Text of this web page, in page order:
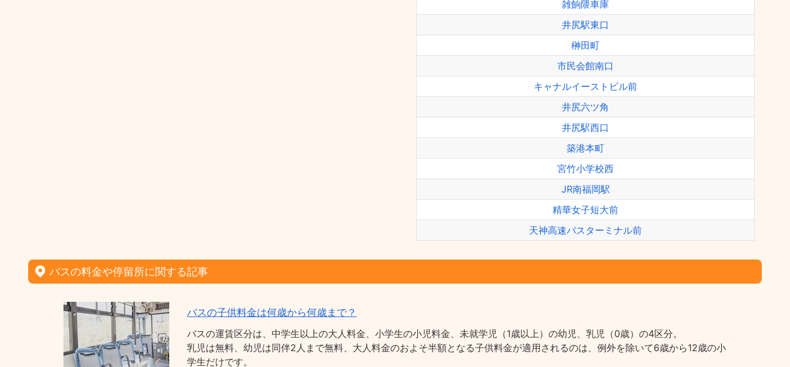
雑餉隈車庫
井尻駅東口
榊田町
市民会館南口
キャナルイーストビル前
井尻六ツ角
井尻駅西口
築港本町
宮竹小学校西
JR南福岡駅
精華女子短大前
天神高速バスターミナル前
バスの料金や停留所に関する記事
バスの子供料金は何歳から何歳まで？
バスの運賃区分は、中学生以上の大人料金、小学生の小児料金、未就学児（1歳以上）の幼児、乳児（0歳）の4区分。
乳児は無料、幼児は同伴2人まで無料、大人料金のおよそ半額となる子供料金が適用されるのは、例外を除いて6歳から12歳の小
学生だけです。